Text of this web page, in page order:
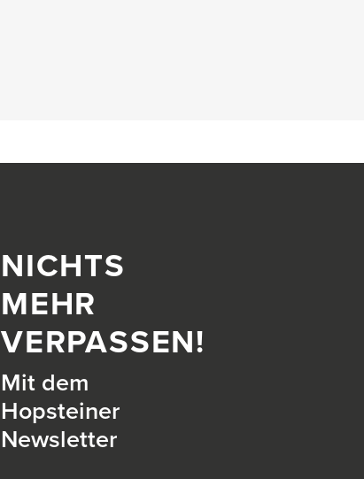
NICHTS
MEHR
VERPASSEN!
Mit dem
Hopsteiner
Newsletter